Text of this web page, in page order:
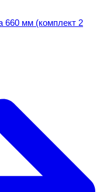
660 мм (комплект 2